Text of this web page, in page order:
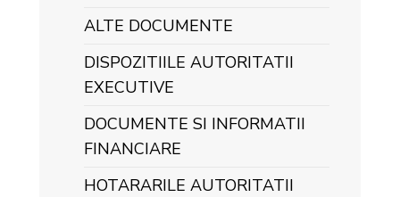
ALTE DOCUMENTE
DISPOZITIILE AUTORITATII
EXECUTIVE
DOCUMENTE SI INFORMATII
FINANCIARE
HOTARARILE AUTORITATII